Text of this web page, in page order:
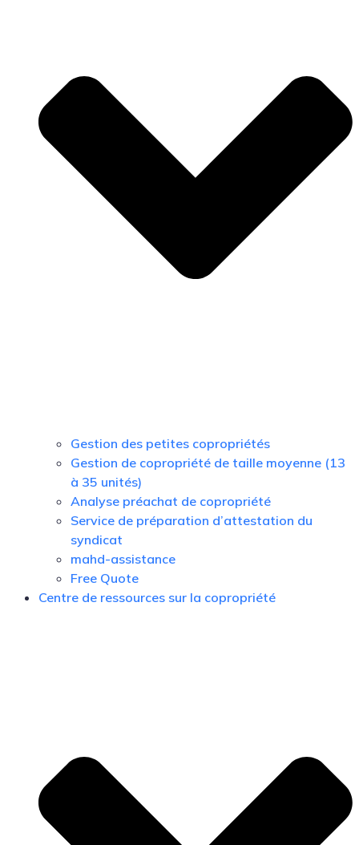
Gestion des petites copropriétés
Gestion de copropriété de taille moyenne (13
à 35 unités)
Analyse préachat de copropriété
Service de préparation d’attestation du
syndicat
mahd-assistance
Free Quote
Centre de ressources sur la copropriété